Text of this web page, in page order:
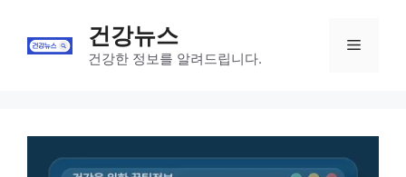
content
건강뉴스
건강한 정보를 알려드립니다.
Menu